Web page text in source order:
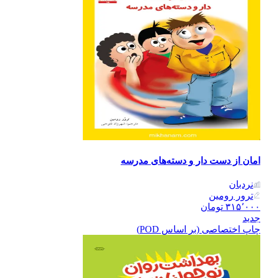
امان از دست دار و دسته‌های مدرسه
نردبان
ترور رومین
۳۱۵٬۰۰۰ تومان
جدید
چاپ اختصاصی (بر اساس POD)